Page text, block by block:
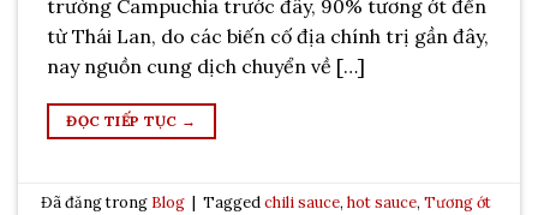
trường Campuchia trước đây, 90% tương ớt đến
từ Thái Lan, do các biến cố địa chính trị gần đây,
nay nguồn cung dịch chuyển về […]
ĐỌC TIẾP TỤC →
Đã đăng trong Blog | Taggedchili sauce,hot sauce,Tương ớt